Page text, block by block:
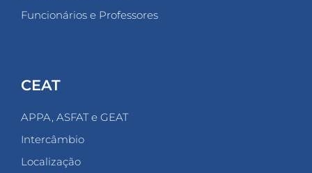
Funcionários e Professores
CEAT
APPA, ASFAT e GEAT
Intercâmbio
Localização